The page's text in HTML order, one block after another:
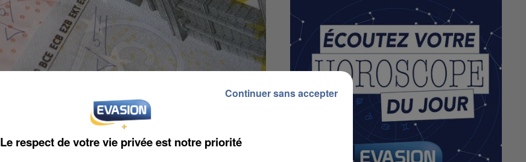
Le respect de votre vie privée est notre priorité
Continuer sans accepter